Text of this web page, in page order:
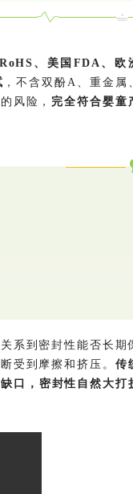
、美国FDA、欧
，不含双酚A、重金属
风险， 完全符合婴童
系到密封性能否长期
受到摩擦和挤压。 传
口，密封性自然大打